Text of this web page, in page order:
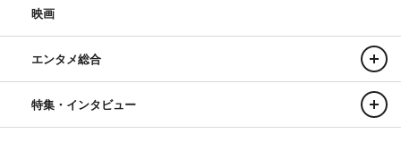
映画
エンタメ総合
特集・インタビュー